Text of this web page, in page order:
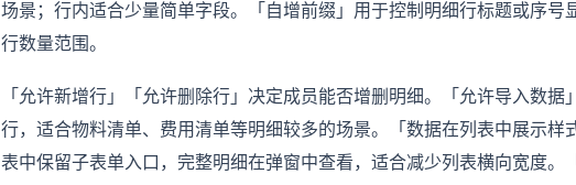
场景；行内适合少量简单字段。「自增前缀」用于控制明细行标题或序号
行数量范围。
「允许新增行」「允许删除行」决定成员能否增删明细。「允许导入数据
行，适合物料清单、费用清单等明细较多的场景。「数据在列表中展示样
表中保留子表单入口，完整明细在弹窗中查看，适合减少列表横向宽度。